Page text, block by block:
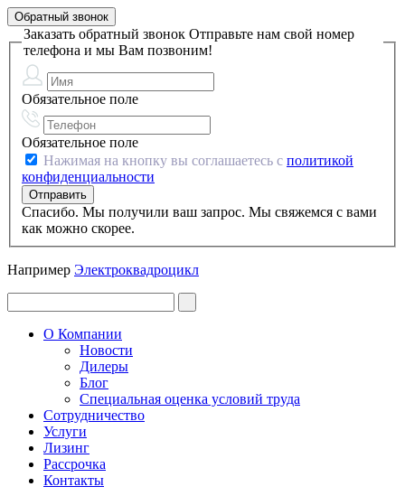
Обратный звонок
Заказать обратный звонок Отправьте нам свой номер
телефона и мы Вам позвоним!
Обязательное поле
Обязательное поле
Нажимая на кнопку вы соглашаетесь с политикой
конфиденциальности
Спасибо. Мы получили ваш запрос. Мы свяжемся с вами
как можно скорее.
Например Электроквадроцикл
О Компании
Новости
Дилеры
Блог
Специальная оценка условий труда
Сотрудничество
Услуги
Лизинг
Рассрочка
Контакты